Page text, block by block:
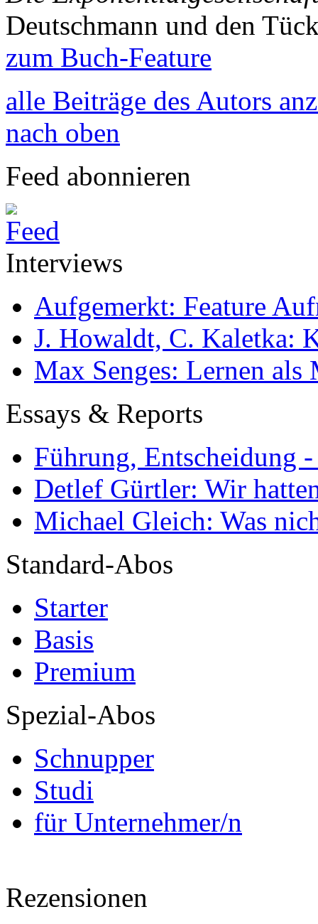
Deutschmann und den
zum Buch-Feature
alle Beiträge des Autors
nach oben
Feed abonnieren
Interviews
Aufgemerkt: Feature
J. Howaldt, C. Kaletka:
Max Senges: Lernen als
Essays & Reports
Führung, Entscheidung
Detlef Gürtler: Wir
Michael Gleich: Was
Standard-Abos
Starter
Basis
Premium
Spezial-Abos
Schnupper
Studi
für Unternehmer/n
Rezensionen